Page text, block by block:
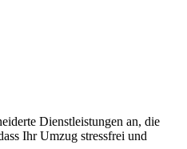
Dienstleistungen an, die
Ihr Umzug stressfrei und